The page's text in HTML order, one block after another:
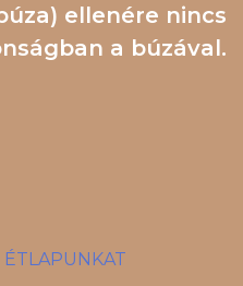
ellenére nincs
a búzával.